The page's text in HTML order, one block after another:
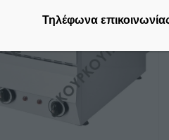
Τηλέφωνα